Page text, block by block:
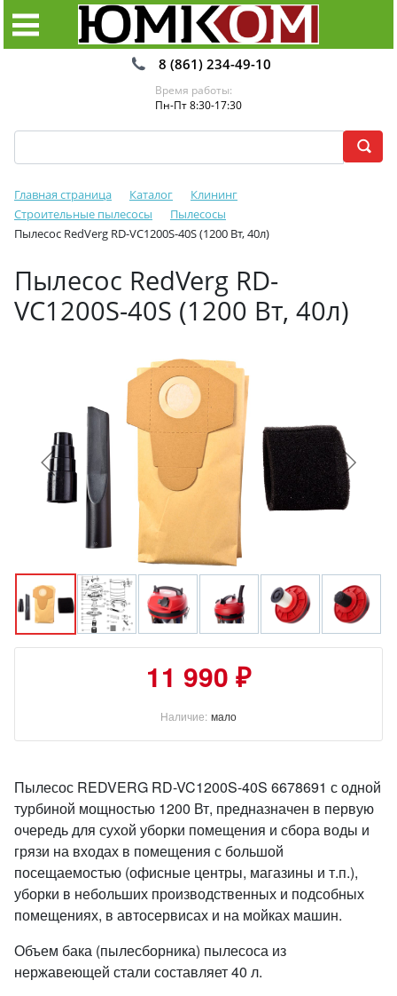
8 (861) 234-49-10
Время работы:
Пн-Пт 8:30-17:30
Главная страница Каталог
Клининг
Строительные пылесосы
Пылесосы
Пылесос RedVerg RD-VC1200S-40S (1200 Вт, 40л)
Пылесос RedVerg RD-
VC1200S-40S (1200 Вт, 40л)
11 990 ₽
Наличие: мало
Пылесос REDVERG RD-VC1200S-40S 6678691 с одной
турбиной мощностью 1200 Вт, предназначен в первую
очередь для сухой уборки помещения и сбора воды и
грязи на входах в помещения с большой
посещаемостью (офисные центры, магазины и т.п.),
уборки в небольших производственных и подсобных
помещениях, в автосервисах и на мойках машин.
Объем бака (пылесборника) пылесоса из
нержавеющей стали составляет 40 л.